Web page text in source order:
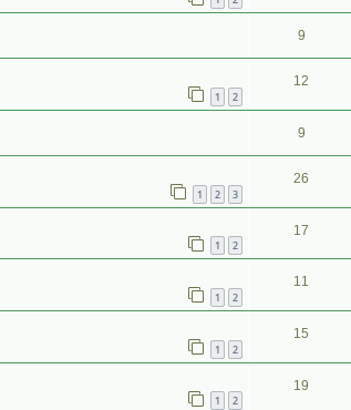
9
1 2
12
9
1 2 3
26
1 2
17
1 2
11
1 2
15
1 2
19